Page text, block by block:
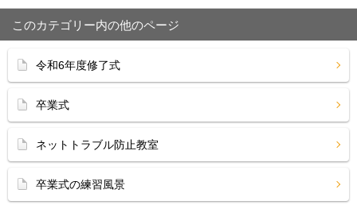
このカテゴリー内の他のページ
令和6年度修了式
卒業式
ネットトラブル防止教室
卒業式の練習風景